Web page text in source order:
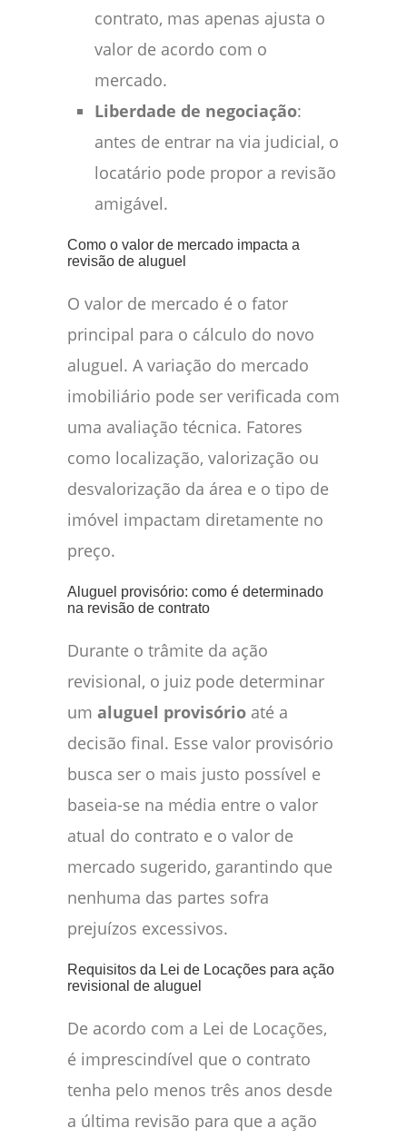
contrato, mas apenas ajusta o
valor de acordo com o
mercado.
Liberdade de negociação:
antes de entrar na via judicial, o
locatário pode propor a revisão
amigável.
Como o valor de mercado impacta a
revisão de aluguel
O valor de mercado é o fator
principal para o cálculo do novo
aluguel. A variação do mercado
imobiliário pode ser verificada com
uma avaliação técnica. Fatores
como localização, valorização ou
desvalorização da área e o tipo de
imóvel impactam diretamente no
preço.
Aluguel provisório: como é determinado
na revisão de contrato
Durante o trâmite da ação
revisional, o juiz pode determinar
um aluguel provisório até a
decisão final. Esse valor provisório
busca ser o mais justo possível e
baseia-se na média entre o valor
atual do contrato e o valor de
mercado sugerido, garantindo que
nenhuma das partes sofra
prejuízos excessivos.
Requisitos da Lei de Locações para ação
revisional de aluguel
De acordo com a Lei de Locações,
é imprescindível que o contrato
tenha pelo menos três anos desde
a última revisão para que a ação